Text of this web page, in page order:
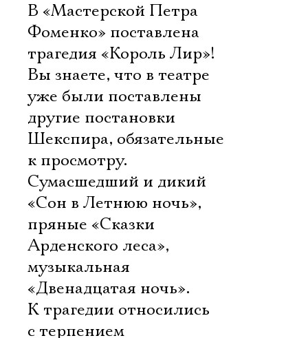
В «Мастерской Петра
Фоменко» поставлена
трагедия «Король Лир»!
Вы знаете, что в театре
уже были поставлены
другие постановки
Шекспира, обязательные
к просмотру.
Сумасшедший и дикий
«Сон в Летнюю ночь»,
пряные «Сказки
Арденского леса»,
музыкальная
«Двенадцатая ночь».
К трагедии относились
с терпением